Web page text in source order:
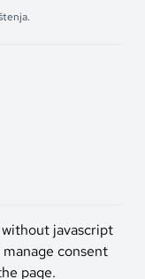
javascript
consent
page.